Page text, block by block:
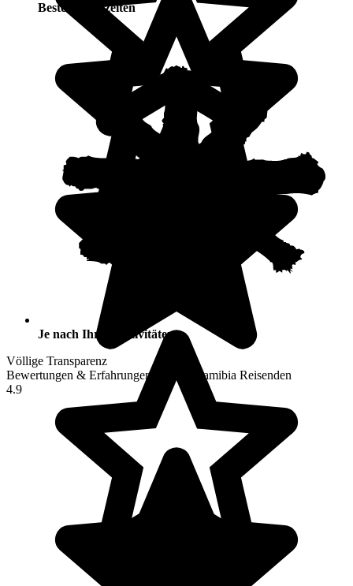
Beste Jahreszeiten
Je nach Ihren Aktivitäten
Völlige Transparenz
Bewertungen & Erfahrungen unserer Namibia Reisenden
4.9